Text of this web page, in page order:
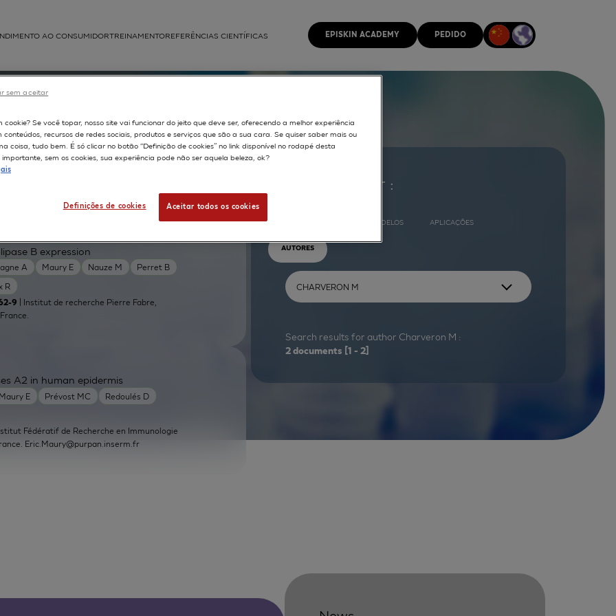
AO CONSUMIDORTREINAMENTOREFERÊNCIAS CIENTÍFICAS EPISKIN ACADEMY PEDIDO
A Maury E Nauze M
Perret B
R
B expression
9 | Institut de recherche Pierre Fabre,
Maury E Prévost MC
Redoulés D
A2 in human epidermis
Fédératif de Recherche en Immunologie
Eric.Maury@purpan.inserm.fr
Procurar por :
MODELOS APLICAÇÕES
AUTORES
Search results for author Charveron M :
2 documents [1 - 2]
cookie? Se você topar, nosso site vai funcionar do jeito que deve ser, oferecendo a melhor experiência
conteúdos, recursos de redes sociais, produtos e serviços que são a sua cara. Se quiser saber mais ou
coisa, tudo bem. É só clicar no botão “Definição de cookies” no link disponível no rodapé desta
sem os cookies, sua experiência pode não ser aquela beleza, ok?
Definições de cookies Aceitar todos os cookies
sem aceitar